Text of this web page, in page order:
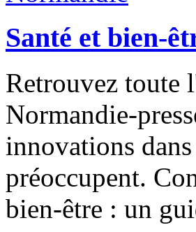
Santé et bien-
Retrouvez toute
Normandie-
innovations
préoccupent.
bien-être : un